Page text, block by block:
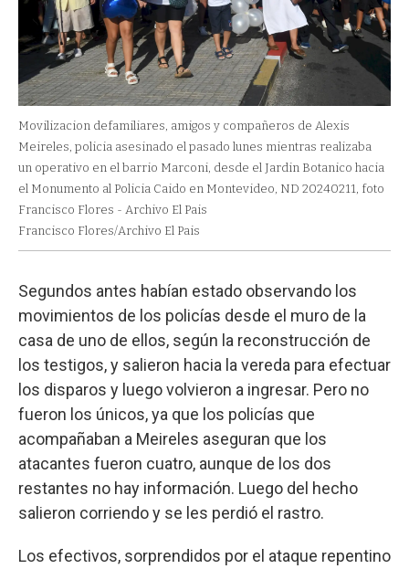
Movilizacion defamiliares, amigos y compañeros de Alexis
Meireles, policia asesinado el pasado lunes mientras realizaba
un operativo en el barrio Marconi, desde el Jardin Botanico hacia
el Monumento al Policia Caido en Montevideo, ND 20240211, foto
Francisco Flores - Archivo El Pais
Francisco Flores/Archivo El Pais
Segundos antes habían estado observando los
movimientos de los policías desde el muro de la
casa de uno de ellos, según la reconstrucción de
los testigos, y salieron hacia la vereda para efectuar
los disparos y luego volvieron a ingresar. Pero no
fueron los únicos, ya que los policías que
acompañaban a Meireles aseguran que los
atacantes fueron cuatro, aunque de los dos
restantes no hay información. Luego del hecho
salieron corriendo y se les perdió el rastro.
Los efectivos, sorprendidos por el ataque repentino